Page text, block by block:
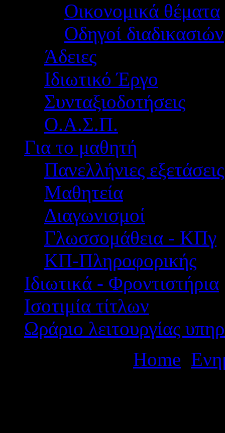
Οικονομικά θέματα
Οδηγοί διαδικασιών
Άδειες
Ιδιωτικό Έργο
Συνταξιοδοτήσεις
Ο.Α.Σ.Π.
Για το μαθητή
Πανελλήνιες εξετάσεις
Μαθητεία
Διαγωνισμοί
Γλωσσομάθεια - ΚΠγ
ΚΠ-Πληροφορικής
Ιδιωτικά - Φροντιστήρια
Ισοτιμία τίτλων
Ωράριο λειτουργίας
Home